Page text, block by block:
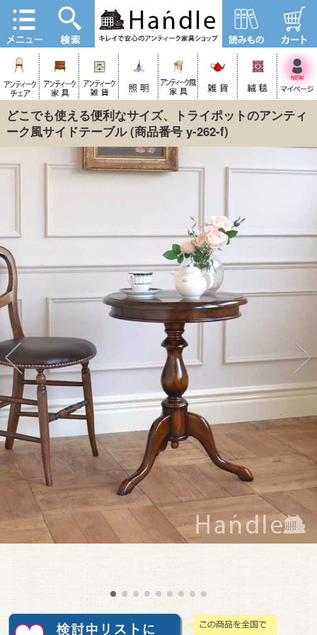
どこでも使える便利なサイズ、トライポットのアンティ
ーク風サイドテーブル(商品番号 y-262-f)